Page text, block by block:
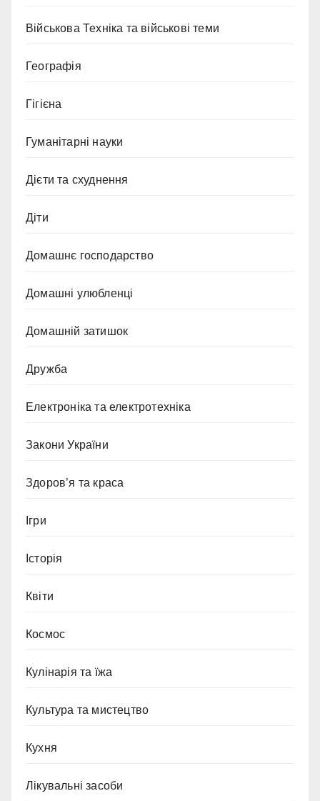
Військова Техніка та військові теми
Географія
Гігієна
Гуманітарні науки
Дієти та схуднення
Діти
Домашнє господарство
Домашні улюбленці
Домашній затишок
Дружба
Електроніка та електротехніка
Закони України
Здоров’я та краса
Ігри
Історія
Квіти
Космос
Кулінарія та їжа
Культура та мистецтво
Кухня
Лікувальні засоби